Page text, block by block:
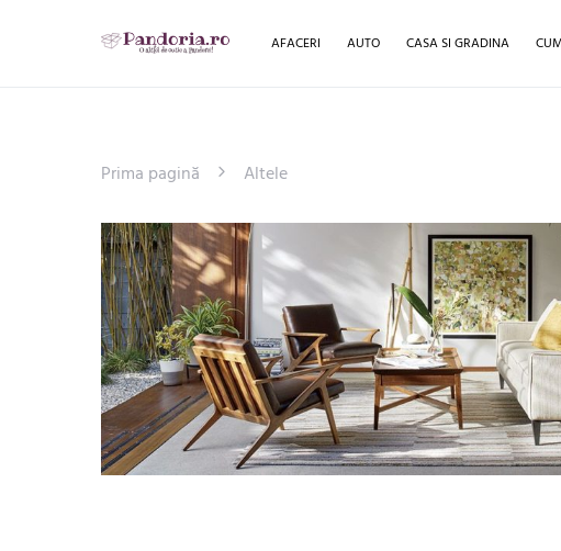
AFACERI AUTO CASA SI GRADINA
Prima pagină Altele